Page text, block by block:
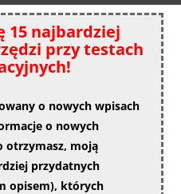
15 najbardziej
przy testach
o nowych wpisach
o nowych
otrzymasz, moją
przydatnych
opisem), których